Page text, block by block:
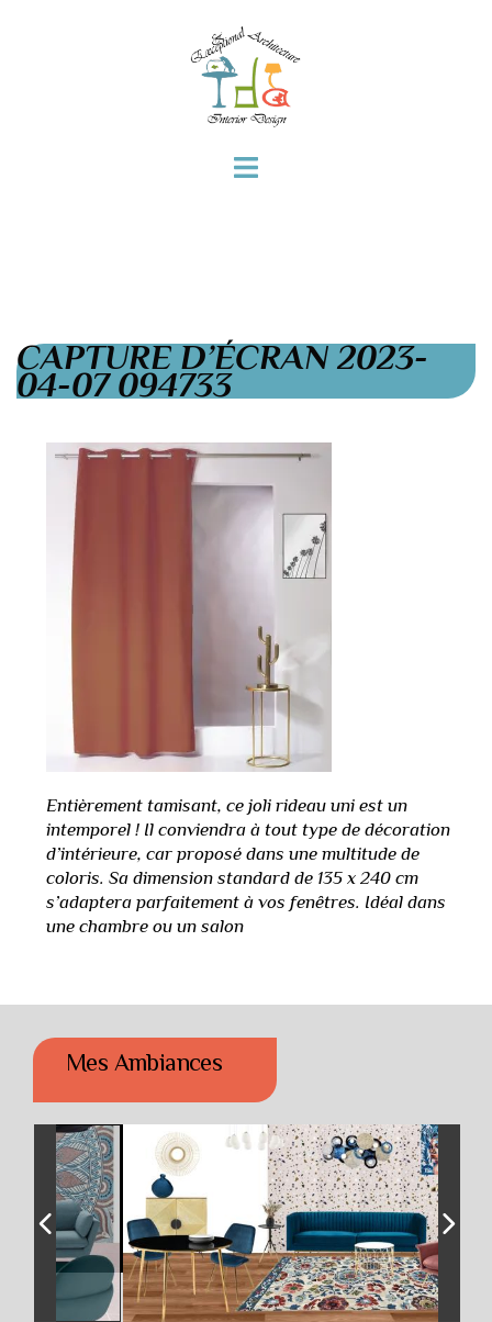
CAPTURE D’ÉCRAN 2023-
04-07 094733
Entièrement tamisant, ce joli rideau uni est un
intemporel ! Il conviendra à tout type de décoration
d’intérieure, car proposé dans une multitude de
coloris. Sa dimension standard de 135 x 240 cm
s’adaptera parfaitement à vos fenêtres. Idéal dans
une chambre ou un salon
Mes Ambiances